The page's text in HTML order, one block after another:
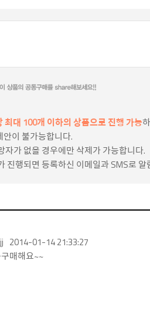
최대 100개 이하의 상품으로 진행 가능
이 불가능합니다.
가 없을 경우에만 삭제가 가능합니다.
진행되면 등록하신 이메일과 SMS로 알
2014-01-14 21:33:27
매해요~~